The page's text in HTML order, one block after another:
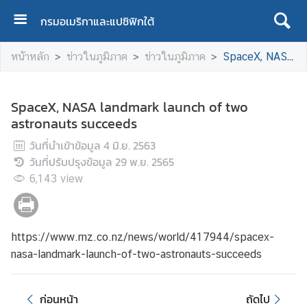
กรมอเมริกาและแปซิฟิกใต้
ห
น้
ร
ก
เ
กี่
ย
ว
บ
เ
หน้าหลัก ข่าวในภูมิภาค ข่าวในภูมิภาค SpaceX, NASA landmark launch of two astronauts succeeds
SpaceX, NASA landmark launch of two
astronauts succeeds
วันที่นำเข้าข้อมูล 4 มิ.ย. 2563
วันที่ปรับปรุงข้อมูล 29 พ.ย. 2565
6,143 view
https://www.rnz.co.nz/news/world/417944/spacex-
nasa-landmark-launch-of-two-astronauts-succeeds
ก่อนหน้า ถัดไป